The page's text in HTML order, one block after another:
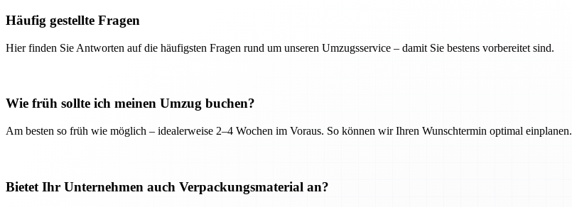
Häufig gestellte Fragen
Hier finden Sie Antworten auf die häufigsten Fragen rund um unseren Umzugsservice – damit Sie bestens vorbereitet sind.
Wie früh sollte ich meinen Umzug buchen?
Am besten so früh wie möglich – idealerweise 2–4 Wochen im Voraus. So können wir Ihren Wunschtermin optimal einplanen.
Bietet Ihr Unternehmen auch Verpackungsmaterial an?